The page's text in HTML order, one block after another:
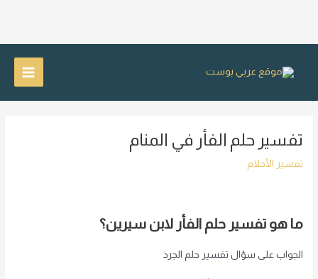
Main
تفسير حلم الفأر في المنام
تفسير الأحلام
ما هو تفسير حلم الفأر لابن سيرين؟
الجواب على سؤال تفسير حلم الجرذ